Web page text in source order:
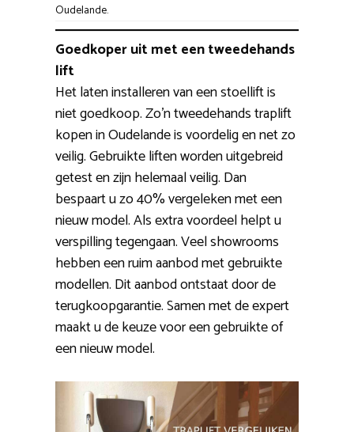
Oudelande.
Goedkoper uit met een tweedehands
lift
Het laten installeren van een stoellift is
niet goedkoop. Zo’n tweedehands traplift
kopen in Oudelande is voordelig en net zo
veilig. Gebruikte liften worden uitgebreid
getest en zijn helemaal veilig. Dan
bespaart u zo 40% vergeleken met een
nieuw model. Als extra voordeel helpt u
verspilling tegengaan. Veel showrooms
hebben een ruim aanbod met gebruikte
modellen. Dit aanbod ontstaat door de
terugkoopgarantie. Samen met de expert
maakt u de keuze voor een gebruikte of
een nieuw model.